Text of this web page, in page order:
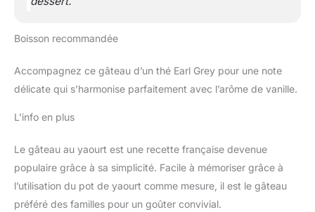
Boisson recommandée
Accompagnez ce gâteau d’un thé Earl Grey pour une note
délicate qui s’harmonise parfaitement avec l’arôme de vanille.
L’info en plus
Le gâteau au yaourt est une recette française devenue
populaire grâce à sa simplicité. Facile à mémoriser grâce à
l’utilisation du pot de yaourt comme mesure, il est le gâteau
préféré des familles pour un goûter convivial.